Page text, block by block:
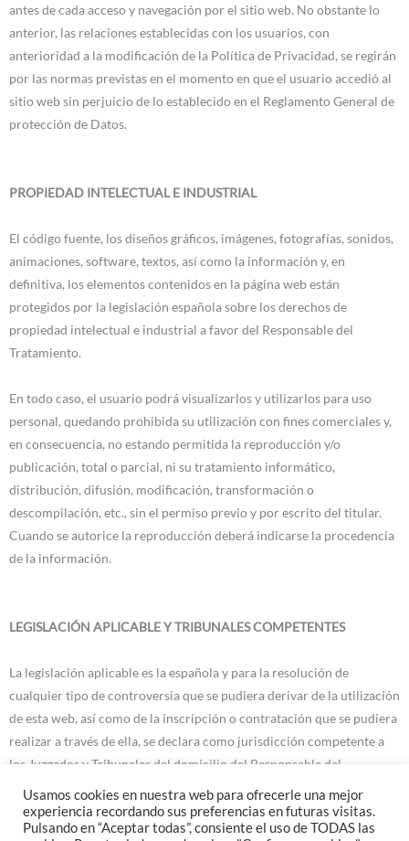
antes de cada acceso y navegación por el sitio web. No obstante lo
anterior, las relaciones establecidas con los usuarios, con
anterioridad a la modificación de la Política de Privacidad, se regirán
por las normas previstas en el momento en que el usuario accedió al
sitio web sin perjuicio de lo establecido en el Reglamento General de
protección de Datos.
PROPIEDAD INTELECTUAL E INDUSTRIAL
El código fuente, los diseños gráficos, imágenes, fotografías, sonidos,
animaciones, software, textos, así como la información y, en
definitiva, los elementos contenidos en la página web están
protegidos por la legislación española sobre los derechos de
propiedad intelectual e industrial a favor del Responsable del
Tratamiento.
En todo caso, el usuario podrá visualizarlos y utilizarlos para uso
personal, quedando prohibida su utilización con fines comerciales y,
en consecuencia, no estando permitida la reproducción y/o
publicación, total o parcial, ni su tratamiento informático,
distribución, difusión, modificación, transformación o
descompilación, etc., sin el permiso previo y por escrito del titular.
Cuando se autorice la reproducción deberá indicarse la procedencia
de la información.
LEGISLACIÓN APLICABLE Y TRIBUNALES COMPETENTES
La legislación aplicable es la española y para la resolución de
cualquier tipo de controversia que se pudiera derivar de la utilización
de esta web, así como de la inscripción o contratación que se pudiera
realizar a través de ella, se declara como jurisdicción competente a
los Juzgados y Tribunales del domicilio del Responsable del
Tratamiento salvo en aquellos casos en los que el usuario ostente la
posición de consumidor y por imperativo legal haya que someterse a
los tribunales de su domicilio.
Usamos cookies en nuestra web para ofrecerle una mejor
experiencia recordando sus preferencias en futuras visitas.
Pulsando en “Aceptar todas”, consiente el uso de TODAS las